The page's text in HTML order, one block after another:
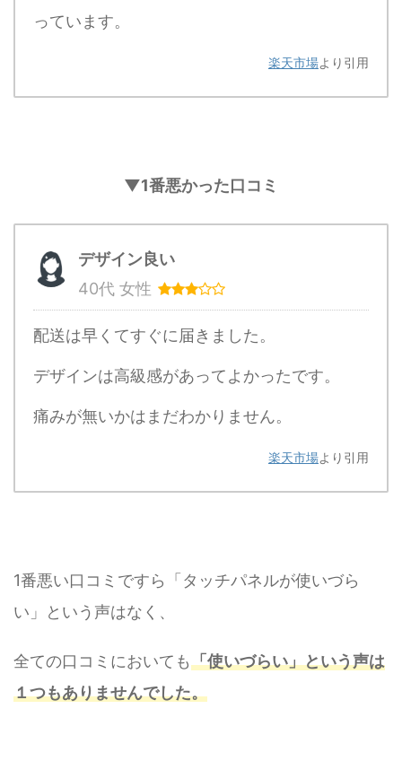
っています。
楽天市場より引用
▼1番悪かった口コミ
デザイン良い
40代 女性
配送は早くてすぐに届きました。
デザインは高級感があってよかったです。
痛みが無いかはまだわかりません。
楽天市場より引用
1番悪い口コミですら「タッチパネルが使いづら
い」という声はなく、
全ての口コミにおいても「使いづらい」という声は
１つもありませんでした。